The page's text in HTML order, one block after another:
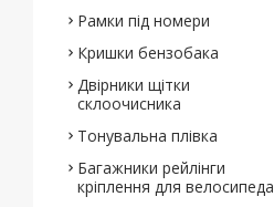
Рамки під номери
Кришки бензобака
Двірники щітки
склоочисника
Тонувальна плівка
Багажники рейлінги
кріплення для велосипеда